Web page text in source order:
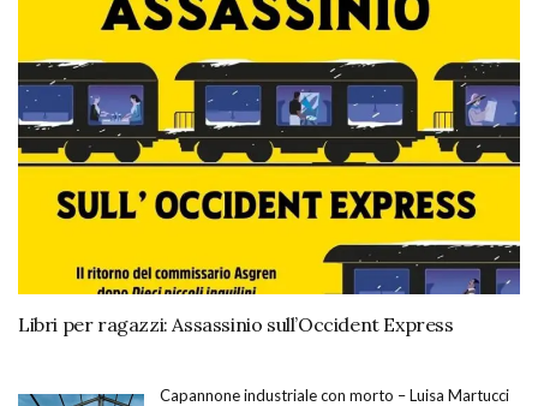
Libri per ragazzi: Assassinio sull’Occident Express
Capannone industriale con morto – Luisa Martucci